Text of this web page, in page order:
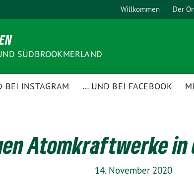
Willkommen Der
SÜDBROOKMERLAND
BEI INSTAGRAM … UND BEI FACEBOOK
Atomkraftwerke in
14. November 2020